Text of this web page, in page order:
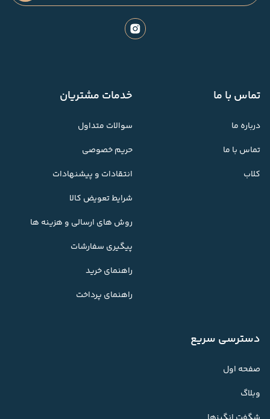
تماس با ما
درباره ما
تماس با ما
کلاب
خدمات مشتریان
سوالات متداول
حریم خصوصی
انتقادات و پیشنهادات
شرایط تعویض کالا
روش های ارسالی و هزینه ها
پیگیری سفارشات
راهنمای خرید
راهنمای پرداخت
دسترسی سریع
صفحه اول
وبلاگ